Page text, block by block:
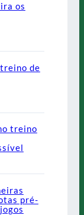
os
de
treino
pré-